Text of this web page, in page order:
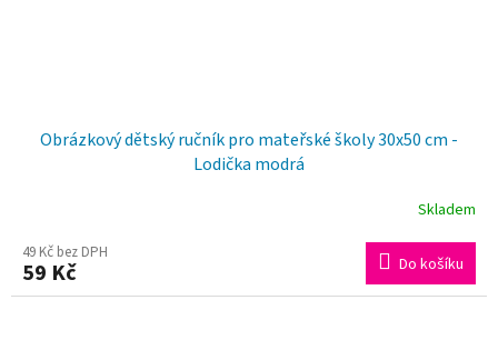
Obrázkový dětský ručník pro mateřské školy 30x50 cm -
Lodička modrá
Skladem
49 Kč bez DPH
59 Kč Do košíku